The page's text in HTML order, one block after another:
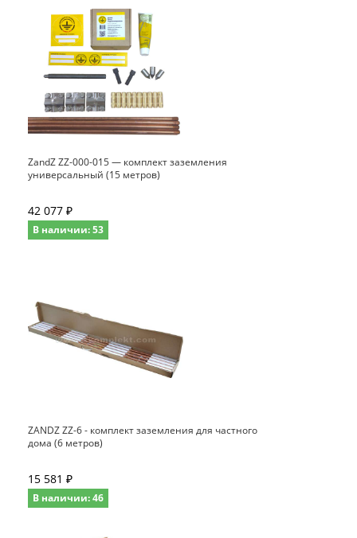
ZandZ ZZ-000-015 — комплект заземления
универсальный (15 метров)
42 077 ₽
В наличии: 53
ZANDZ ZZ-6 - комплект заземления для частного
дома (6 метров)
15 581 ₽
В наличии: 46